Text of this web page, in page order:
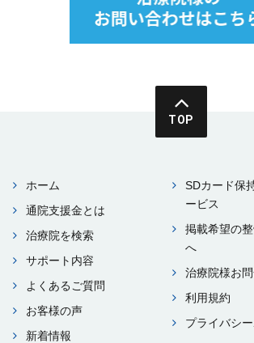
TOP
ホーム
通院⽀援⾦とは
治療院を検索
サポート内容
よくあるご質問
お客様の声
新着情報
SDカード保
ービス
掲載希望の
へ
治療院様お
利⽤規約
プライバシ